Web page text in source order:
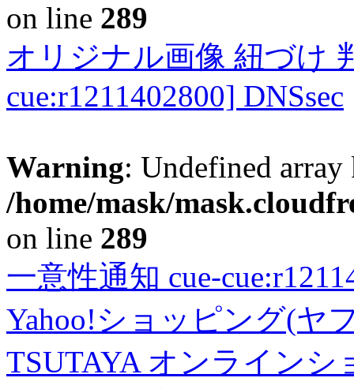
on line 289
オリジナル画像 紐づけ
cue:r1211402800] DNSsec
Warning: Undefined
/home/mask/
on line 289
一意性通知 cue-
Yahoo!ショッピング(ヤ
TSUTAYA オンラインシ